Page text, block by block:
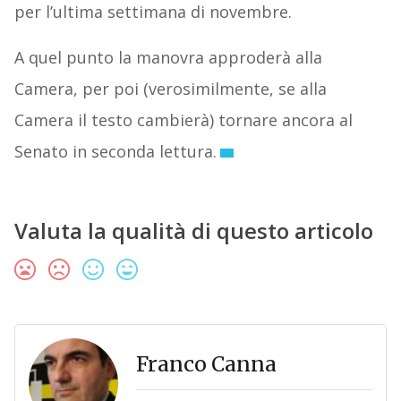
per l’ultima settimana di novembre.
A quel punto la manovra approderà alla
Camera, per poi (verosimilmente, se alla
Camera il testo cambierà) tornare ancora al
Senato in seconda lettura.
Valuta la qualità di questo articolo
Franco Canna